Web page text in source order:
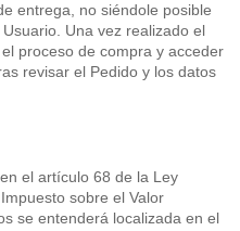
entrega, no siéndole posible
Una vez realizado el
proceso de compra y acceder
revisar el Pedido y los datos
el artículo 68 de la Ley
sobre el Valor
se entenderá localizada en el